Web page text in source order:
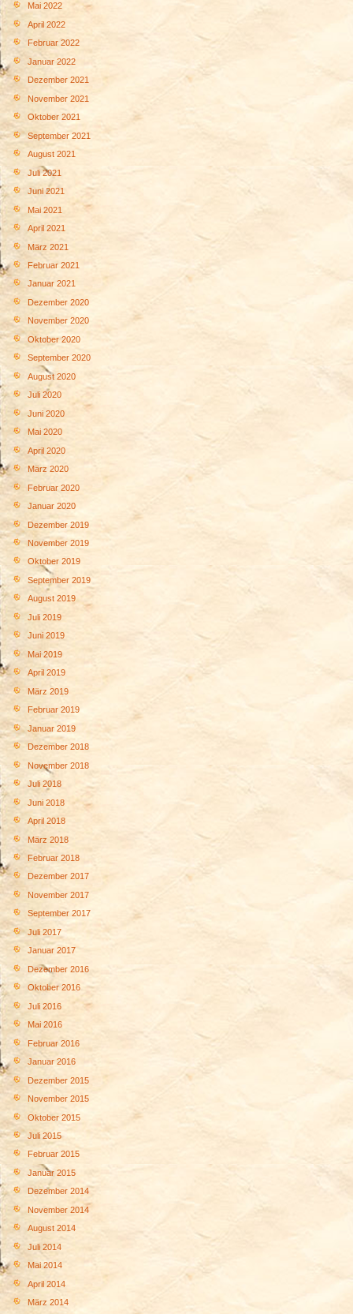
Mai 2022
April 2022
Februar 2022
Januar 2022
Dezember 2021
November 2021
Oktober 2021
September 2021
August 2021
Juli 2021
Juni 2021
Mai 2021
April 2021
März 2021
Februar 2021
Januar 2021
Dezember 2020
November 2020
Oktober 2020
September 2020
August 2020
Juli 2020
Juni 2020
Mai 2020
April 2020
März 2020
Februar 2020
Januar 2020
Dezember 2019
November 2019
Oktober 2019
September 2019
August 2019
Juli 2019
Juni 2019
Mai 2019
April 2019
März 2019
Februar 2019
Januar 2019
Dezember 2018
November 2018
Juli 2018
Juni 2018
April 2018
März 2018
Februar 2018
Dezember 2017
November 2017
September 2017
Juli 2017
Januar 2017
Dezember 2016
Oktober 2016
Juli 2016
Mai 2016
Februar 2016
Januar 2016
Dezember 2015
November 2015
Oktober 2015
Juli 2015
Februar 2015
Januar 2015
Dezember 2014
November 2014
August 2014
Juli 2014
Mai 2014
April 2014
März 2014